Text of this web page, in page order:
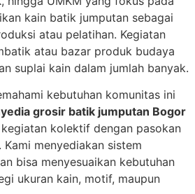
kain batik jumputan sebagai
atau pelatihan. Kegiatan
atau bazar produk budaya
suplai kain dalam jumlah banyak.
kebutuhan komunitas ini
grosir batik jumputan Bogor
kolektif dengan pasokan
menyediakan sistem
bisa menyesuaikan kebutuhan
ukuran kain, motif, maupun